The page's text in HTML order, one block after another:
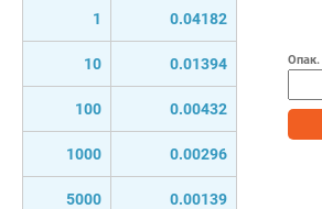
1 0.04182
10 0.01394
100 0.00432
1000 0.00296
5000 0.00139
Опак.